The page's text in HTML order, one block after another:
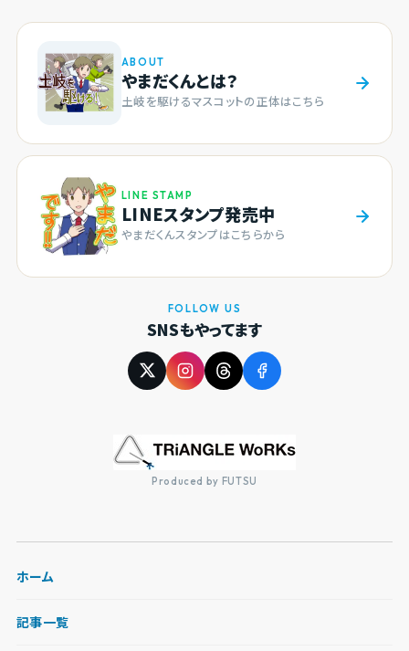
ABOUT
やまだくんとは？
土岐を駆けるマスコットの正体はこちら
LINE STAMP
LINEスタンプ発売中
やまだくんスタンプはこちらから
FOLLOW US
SNSもやってます
Produced by FUTSU
ホーム
記事一覧